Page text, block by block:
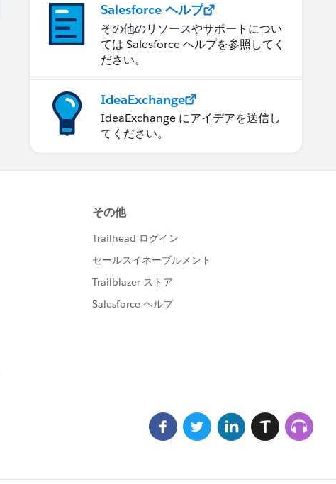
Salesforce ヘルプ
その他のリソースやサポートについ
ては Salesforce ヘルプを参照してく
ださい。
IdeaExchange
IdeaExchange にアイデアを送信し
てください。